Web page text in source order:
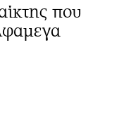
που